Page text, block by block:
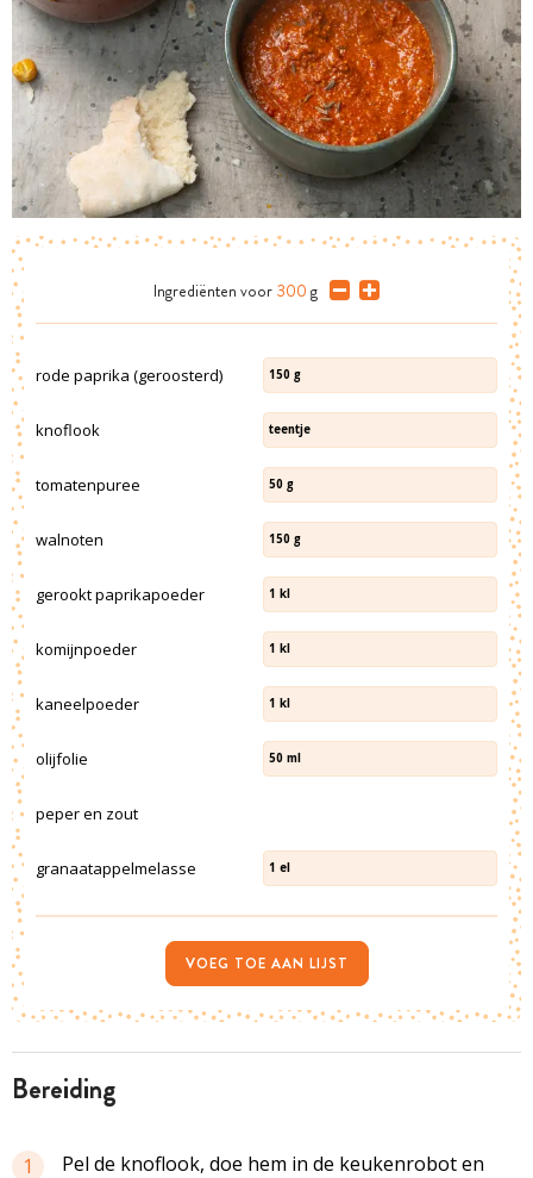
bereiding
1
Pel de knoflook, doe hem in de keukenrobot en
Ingrediënten voor 300 g
rode paprika (geroosterd) 150 g
knoflook teentje
tomatenpuree 50 g
walnoten 150 g
gerookt paprikapoeder 1 kl
komijnpoeder 1 kl
kaneelpoeder 1 kl
olijfolie 50 ml
peper en zout
granaatappelmelasse 1 el
VOEG TOE AAN LIJST